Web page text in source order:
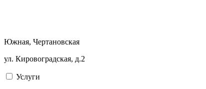
Южная, Чертановская
ул. Кировоградская, д.2
Услуги